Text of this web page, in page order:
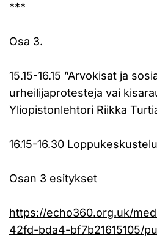
***
Osa 3.
15.15-16.15 ”Arvokisat ja
urheilijaprotesteja vai
Yliopistonlehtori Riikka
16.15-16.30 Loppukeskustelu
Osan 3 esitykset
https://echo360.org.uk/
42fd-bda4-bf7b21615105/